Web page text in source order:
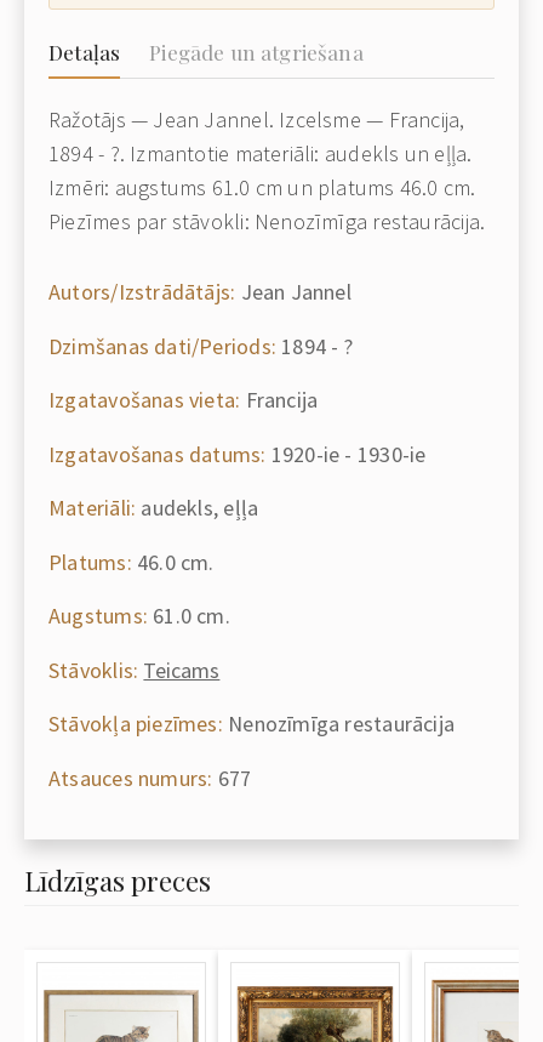
Detaļas Piegāde un atgriešana
Ražotājs — Jean Jannel. Izcelsme — Francija,
1894 - ?. Izmantotie materiāli: audekls un eļļa.
Izmēri: augstums 61.0 cm un platums 46.0 cm.
Piezīmes par stāvokli: Nenozīmīga restaurācija.
Autors/Izstrādātājs: Jean Jannel
Dzimšanas dati/Periods: 1894 - ?
Izgatavošanas vieta: Francija
Izgatavošanas datums: 1920-ie - 1930-ie
Materiāli: audekls, eļļa
Platums: 46.0 cm.
Augstums: 61.0 cm.
Stāvoklis: Teicams
Stāvokļa piezīmes: Nenozīmīga restaurācija
Atsauces numurs: 677
Līdzīgas preces